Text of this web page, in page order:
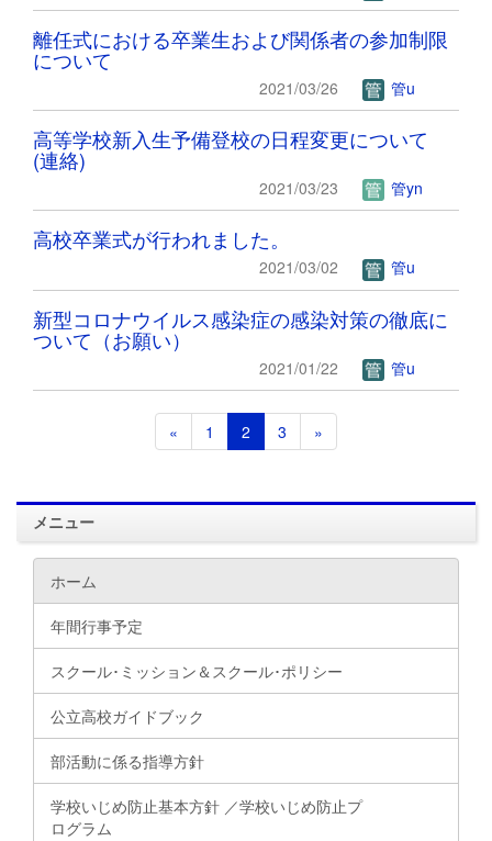
離任式における卒業生および関係者の参加制限
について
2021/03/26 管u
高等学校新入生予備登校の日程変更について
(連絡)
2021/03/23 管yn
高校卒業式が行われました。
2021/03/02 管u
新型コロナウイルス感染症の感染対策の徹底に
ついて（お願い）
2021/01/22 管u
« 1 2 3 »
メニュー
ホーム
年間行事予定
スクール･ミッション＆スクール･ポリシー
公立高校ガイドブック
部活動に係る指導方針
学校いじめ防止基本方針 ／学校いじめ防止プ
ログラム